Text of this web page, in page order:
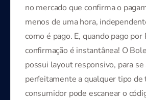
no mercado que confirma o
menos de uma hora,
como é pago. E, quando pago por
confirmação é instantânea! O
possui layout responsivo, para se
perfeitamente a qualquer tipo de
consumidor pode escanear o